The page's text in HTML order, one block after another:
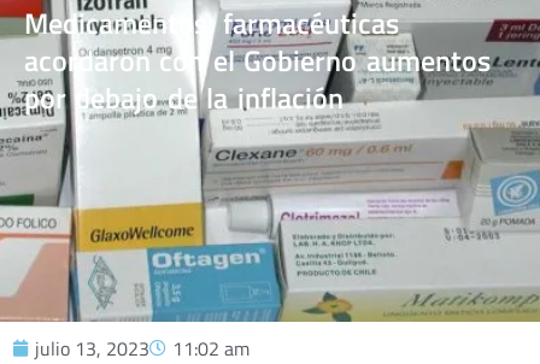
Medicamentos: farmacéuticas
acordaron con el Gobierno aumentos
por debajo de la inflación
julio 13, 2023 11:02 am